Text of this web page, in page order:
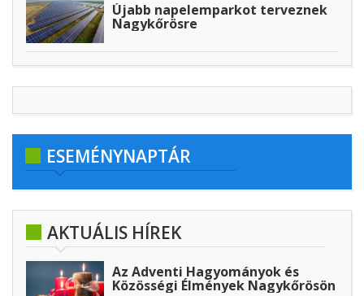
Újabb napelemparkot terveznek
Nagykőrösre
ESEMÉNYNAPTÁR
AKTUÁLIS HÍREK
Az Adventi Hagyományok és
Közösségi Élmények Nagykőrösön